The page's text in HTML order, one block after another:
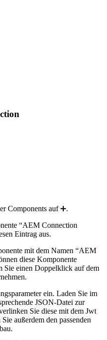
Components auf ➕.
“AEM Connection
Eintrag aus.
mit dem Namen “AEM
diese Komponente
Sie einen Doppelklick auf dem
ein. Laden Sie im
JSON-Datei zur
Sie diese mit dem Jwt
außerdem den passenden